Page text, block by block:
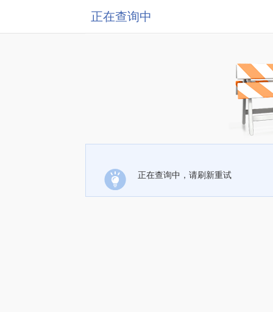
正在查询中
正在查询中，请刷新重试